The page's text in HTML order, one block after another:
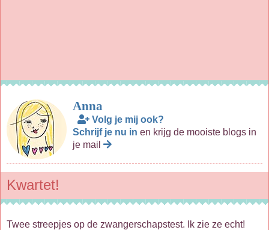
Anna
Volg je mij ook?
Schrijf je nu in en krijg de mooiste blogs in
je mail
Kwartet!
Twee streepjes op de zwangerschapstest. Ik zie ze echt!